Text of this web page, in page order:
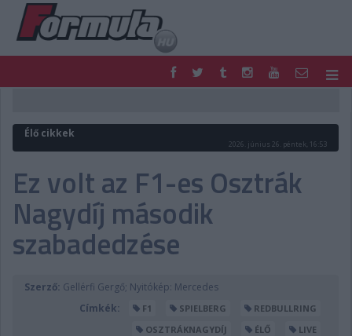
FORMULA
MOTOR
PODCAST
SHOP
LIVE
TIPPJÁTÉK
DIGITÁLIS MAGAZIN
PONTÁLLÁSOK
VERSENYNAPTÁRAK
Élő cikkek
2026. június 26. péntek, 16:53
Ez volt az F1-es Osztrák
Nagydíj második
szabadedzése
Szerző: Gellérfi Gergő; Nyitókép: Mercedes
Címkék:
F1 SPIELBERG
REDBULLRING
OSZTRÁKNAGYDÍJ
ÉLŐ LIVE